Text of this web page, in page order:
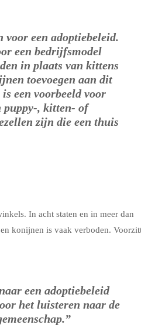
voor een adoptiebeleid.
een bedrijfsmodel
in plaats van kittens
toevoegen aan dit
een voorbeeld voor
puppy-, kitten- of
zijn die een thuis
In acht staten en in meer dan
konijnen is vaak verboden.
een adoptiebeleid
het luisteren naar de